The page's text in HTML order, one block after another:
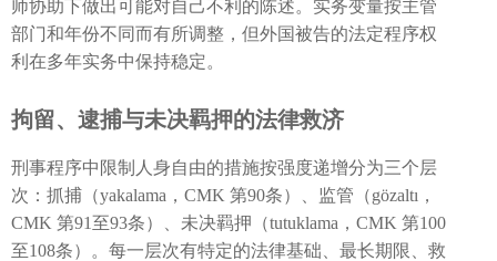
师协助下做出可能对自己不利的陈述。实务变量按主管
部门和年份不同而有所调整，但外国被告的法定程序权
利在多年实务中保持稳定。
拘留、逮捕与未决羁押的法律救济
刑事程序中限制人身自由的措施按强度递增分为三个层
次：抓捕（yakalama，CMK 第90条）、监管（gözaltı，
CMK 第91至93条）、未决羁押（tutuklama，CMK 第100
至108条）。每一层次有特定的法律基础、最长期限、救